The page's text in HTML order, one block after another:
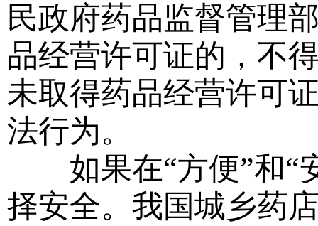
民政府药品监督管理
品经营许可证的，不
未取得药品经营许可
法行为。
如果在“方便”和“
择安全。我国城乡药